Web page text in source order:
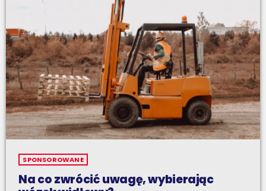
SPONSOROWANE
Na co zwrócić uwagę, wybierając